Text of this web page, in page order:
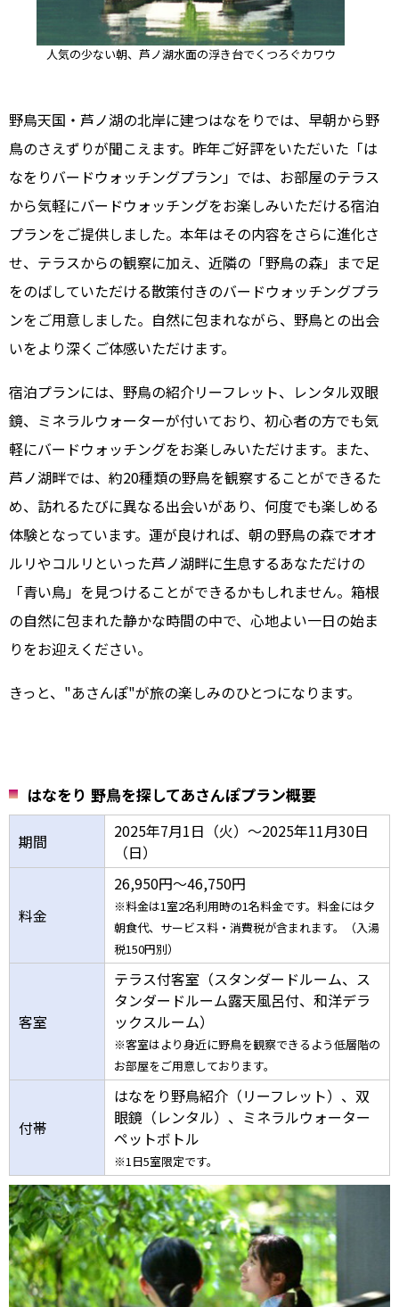
人気の少ない朝、芦ノ湖水面の浮き台でくつろぐカワウ
野鳥天国・芦ノ湖の北岸に建つはなをりでは、早朝から野
鳥のさえずりが聞こえます。昨年ご好評をいただいた「は
なをりバードウォッチングプラン」では、お部屋のテラス
から気軽にバードウォッチングをお楽しみいただける宿泊
プランをご提供しました。本年はその内容をさらに進化さ
せ、テラスからの観察に加え、近隣の「野鳥の森」まで足
をのばしていただける散策付きのバードウォッチングプラ
ンをご用意しました。自然に包まれながら、野鳥との出会
いをより深くご体感いただけます。
宿泊プランには、野鳥の紹介リーフレット、レンタル双眼
鏡、ミネラルウォーターが付いており、初心者の方でも気
軽にバードウォッチングをお楽しみいただけます。また、
芦ノ湖畔では、約20種類の野鳥を観察することができるた
め、訪れるたびに異なる出会いがあり、何度でも楽しめる
体験となっています。運が良ければ、朝の野鳥の森でオオ
ルリやコルリといった芦ノ湖畔に生息するあなただけの
「青い鳥」を見つけることができるかもしれません。箱根
の自然に包まれた静かな時間の中で、心地よい一日の始ま
りをお迎えください。
きっと、"あさんぽ"が旅の楽しみのひとつになります。
はなをり 野鳥を探してあさんぽプラン概要
期間
2025年7月1日（火）～2025年11月30日
（日）
料金
26,950円～46,750円
※料金は1室2名利用時の1名料金です。料金には夕
朝食代、 サービス料・消費税が含まれます。（入湯
税150円別）
客室
テラス付客室（スタンダードルーム、ス
タンダードルーム露天風呂付、和洋デラ
ックスルーム）
※客室はより身近に野鳥を観察できるよう低層階の
お部屋をご用意しております。
付帯
はなをり野鳥紹介（リーフレット）、双
眼鏡（レンタル）、ミネラルウォーター
ペットボトル
※1日5室限定です。